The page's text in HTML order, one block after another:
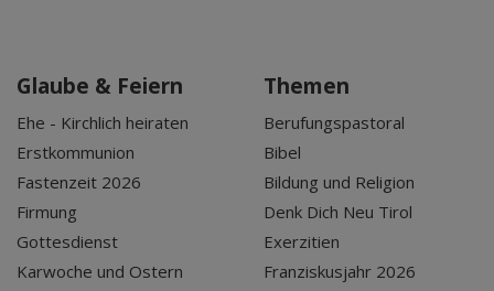
Glaube & Feiern
Ehe - Kirchlich heiraten
Erstkommunion
Fastenzeit 2026
Firmung
Gottesdienst
Karwoche und Ostern
Themen
Berufungspastoral
Bibel
Bildung und Religion
Denk Dich Neu Tirol
Exerzitien
Franziskusjahr 2026